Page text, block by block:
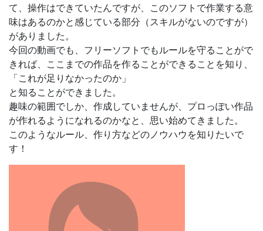
て、操作はできていたんですが、このソフトで作業する意
味はあるのかと感じている部分（スキルがないのですが）
がありました。
今回の動画でも、 フリーソフトでもルールを守ることがで
きれば、ここまでの作品を作ることができる ことを知り、
「これが足りなかったのか」
と知ることができました。
趣味の範囲でしか、作成していませんが、プロっぽい作品
が作れるようになれるのかなと、思い始めてきました。
このようなルール、作り方などのノウハウを知りたいで
す！